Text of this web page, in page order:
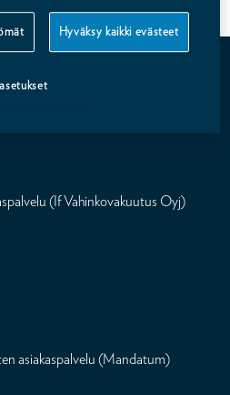
(If Vahinkovakuutus Oyj)
asiakaspalvelu (Mandatum)
Hyväksy kaikki evästeet